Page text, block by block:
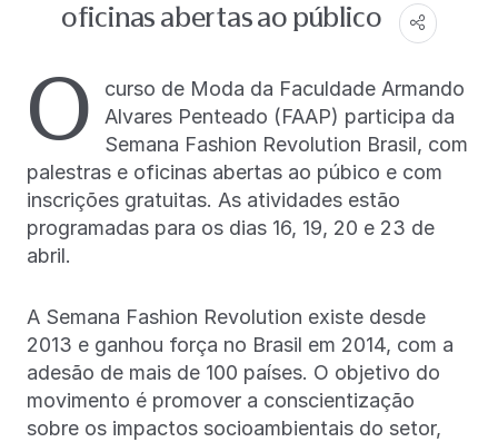
oficinas abertas ao público
O
curso de Moda da Faculdade Armando
Alvares Penteado (FAAP) participa da
Semana Fashion Revolution Brasil, com
palestras e oficinas abertas ao púbico e com
inscrições gratuitas. As atividades estão
programadas para os dias 16, 19, 20 e 23 de
abril.
A Semana Fashion Revolution existe desde
2013 e ganhou força no Brasil em 2014, com a
adesão de mais de 100 países. O objetivo do
movimento é promover a conscientização
sobre os impactos socioambientais do setor,